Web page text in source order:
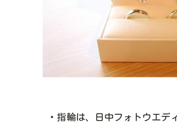
・指輪は、日中フォトウエデ